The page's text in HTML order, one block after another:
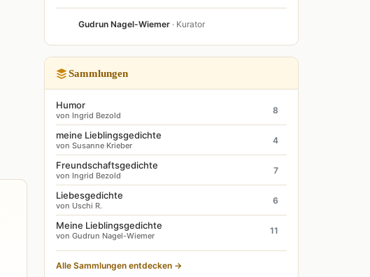
Gudrun Nagel-Wiemer · Kurator
Sammlungen
Humor
von Ingrid Bezold
8
meine Lieblingsgedichte
von Susanne Krieber
4
Freundschaftsgedichte
von Ingrid Bezold
7
Liebesgedichte
von Uschi R.
6
Meine Lieblingsgedichte
von Gudrun Nagel-Wiemer
11
Alle Sammlungen entdecken →